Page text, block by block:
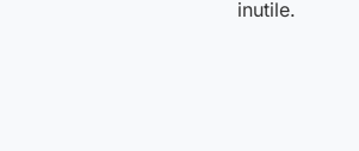
inutile.